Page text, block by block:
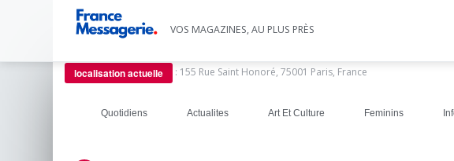
VOS MAGAZINES, AU PLUS PRÈS
localisation actuelle : 155 Rue Saint Honoré, 75001 Paris, France
Quotidiens Actualites Art Et Culture Feminins